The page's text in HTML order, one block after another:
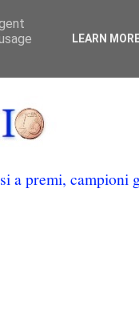
a premi, campioni
LEARN